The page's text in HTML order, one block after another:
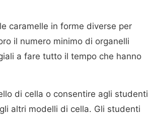
caramelle in forme diverse per
il numero minimo di organelli
a fare tutto il tempo che hanno
di cella o consentire agli studenti
altri modelli di cella. Gli studenti